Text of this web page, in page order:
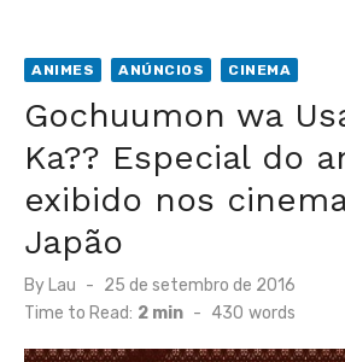
ANIMES ANÚNCIOS CINEMA
Gochuumon wa
Ka?? Especial do
exibido nos
Japão
By Lau
Posted
on
25 de setembro de 2016
Time to Read: 2 min - 430 words